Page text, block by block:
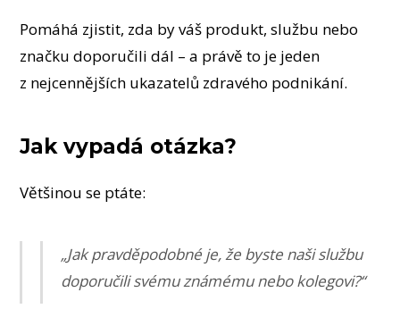
Pomáhá zjistit, zda by váš produkt, službu nebo
značku doporučili dál – a právě to je jeden
z nejcennějších ukazatelů zdravého podnikání.
Jak vypadá otázka?
Většinou se ptáte:
„Jak pravděpodobné je, že byste naši službu
doporučili svému známému nebo kolegovi?“